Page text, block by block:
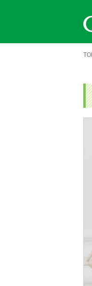
アイテ